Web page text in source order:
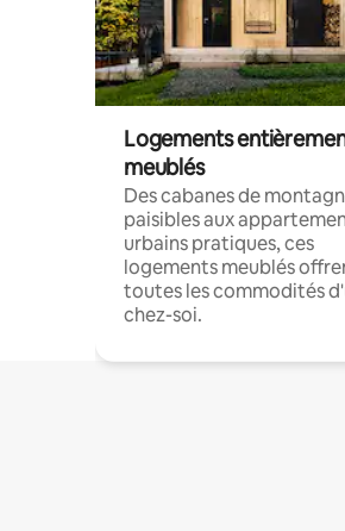
Logements
meublés
Des cabanes de
paisibles aux
urbains pratiques, ces
logements meublés
toutes les commodités
chez-soi.